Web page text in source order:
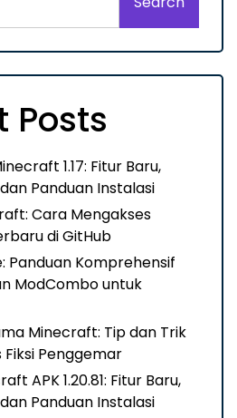
Posts
1.17: Fitur Baru,
Panduan Instalasi
Cara Mengakses
di GitHub
Panduan Komprehensif
ModCombo untuk
Minecraft: Tip dan Trik
Fiksi Penggemar
APK 1.20.81: Fitur Baru,
Panduan Instalasi